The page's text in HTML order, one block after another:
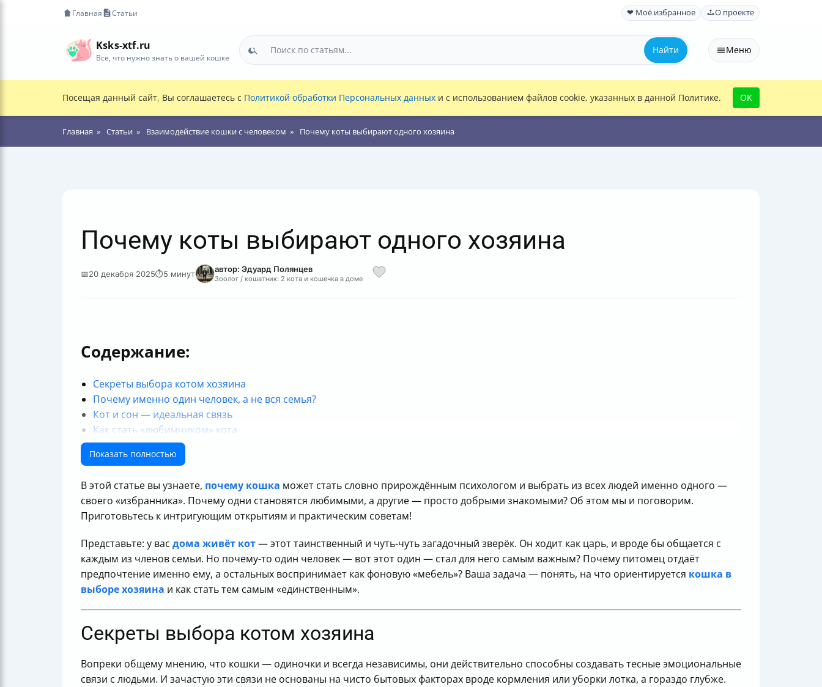
Главная Статьи ❤ Моё избранное О проекте
Ksks-xtf.ru
Все, что нужно знать о вашей кошке
Найти Меню
Посещая данный сайт, Вы соглашаетесь с Политикой обработки Персональных данных и с использованием файлов cookie, указанных в данной Политике. OK
Главная Статьи Взаимодействие кошки с человеком Почему коты выбирают одного хозяина
Почему коты выбирают одного хозяина
📅20 декабря 2025⏱5 минут автор: Эдуард Полянцев
Зоолог / кошатник: 2 кота и кошечка в доме
Содержание:
Секреты выбора котом хозяина
Почему именно один человек, а не вся семья?
Кот и сон — идеальная связь
Как стать «любимчиком» кота
Таблица сравнения поведения у любимого и просто знакомого человека
Полезные ссылки
Показать полностью
В этой статье вы узнаете, почему кошка может стать словно прирождённым психологом и выбрать из всех людей именно одного —
своего «избранника». Почему одни становятся любимыми, а другие — просто добрыми знакомыми? Об этом мы и поговорим.
Приготовьтесь к интригующим открытиям и практическим советам!
Представьте: у вас дома живёт кот— этот таинственный и чуть-чуть загадочный зверёк. Он ходит как царь, и вроде бы общается с
каждым из членов семьи. Но почему-то один человек — вот этот один — стал для него самым важным? Почему питомец отдаёт
предпочтение именно ему, а остальных воспринимает как фоновую «мебель»? Ваша задача — понять, на что ориентируется кошка в
выборе хозяина и как стать тем самым «единственным».
Секреты выбора котом хозяина
Вопреки общему мнению, что кошки — одиночки и всегда независимы, они действительно способны создавать тесные эмоциональные
связи с людьми. И зачастую эти связи не основаны на чисто бытовых факторах вроде кормления или уборки лотка, а гораздо глубже.